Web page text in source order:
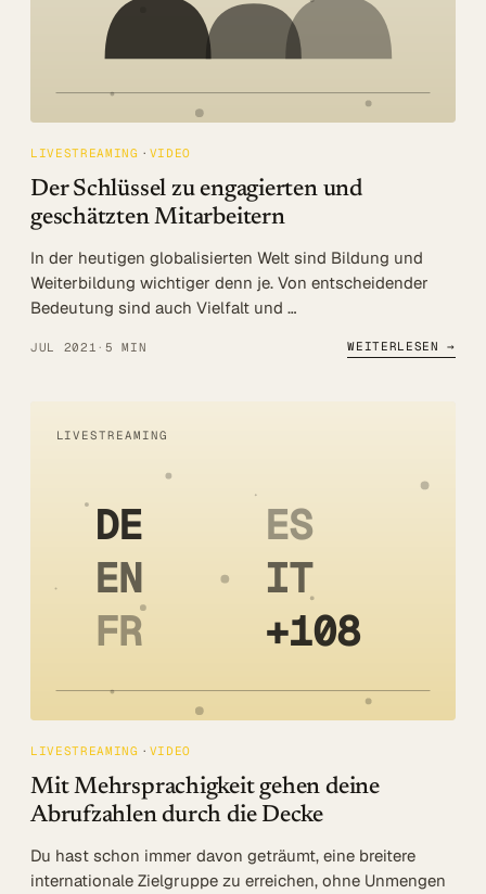
LIVESTREAMING VIDEO
Der Schlüssel zu engagierten und
geschätzten Mitarbeitern
In der heutigen globalisierten Welt sind Bildung und
Weiterbildung wichtiger denn je. Von entscheidender
Bedeutung sind auch Vielfalt und …
JUL 2021 · 5 MIN WEITERLESEN →
DE
EN
FR
ES
IT
+108
LIVESTREAMING
LIVESTREAMING VIDEO
Mit Mehrsprachigkeit gehen deine
Abrufzahlen durch die Decke
Du hast schon immer davon geträumt, eine breitere
internationale Zielgruppe zu erreichen, ohne Unmengen